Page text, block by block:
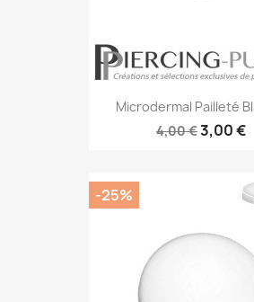
Microdermal Pailleté
4,00 €3,00 €
-25%